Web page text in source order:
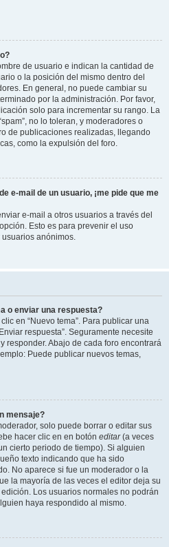
de usuario e indican la cantidad de
o la posición del mismo dentro del
En general, no puede cambiar su
por la administración. Por favor,
solo para incrementar su rango. La
no lo toleran, y moderadores o
de publicaciones realizadas, llegando
como la expulsión del foro.
e-mail de un usuario, ¡me pide que me
e-mail a otros usuarios a través del
Esto es para prevenir el uso
anónimos.
o enviar una respuesta?
en “Nuevo tema”. Para publicar una
respuesta”. Seguramente necesite
responder. Abajo de cada foro encontrará
Puede publicar nuevos temas,
mensaje?
solo puede borrar o editar sus
hacer clic en en botón editar(a veces
cierto periodo de tiempo). Si alguien
texto indicando que ha sido
No aparece si fue un moderador o la
la mayoría de las veces el editor deja su
Los usuarios normales no podrán
haya respondido al mismo.